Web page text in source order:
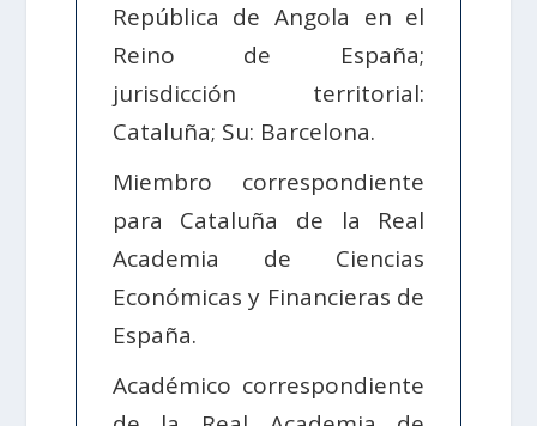
República de Angola en el
Reino de España;
jurisdicción territorial:
Cataluña; Su: Barcelona.
Miembro correspondiente
para Cataluña de la Real
Academia de Ciencias
Económicas y Financieras de
España.
Académico correspondiente